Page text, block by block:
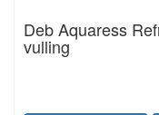
Deb Aquaress
vulling